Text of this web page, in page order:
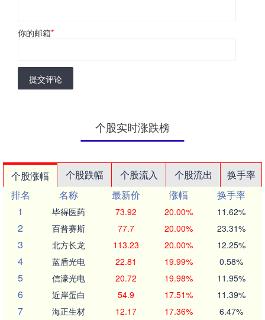
你的邮箱*
提交评论
个股实时涨跌榜
个股涨幅 个股跌幅 个股流入 个股流出
换手率
排名
名称 最新价 涨幅
换手率
1
毕得医药 73.92 20.00% 11.62%
2 百普赛斯 77.7 20.00% 23.31%
3 北方长龙 113.23 20.00% 12.25%
4 蓝盾光电 22.81 19.99% 0.58%
5 信濠光电 20.72 19.98% 11.95%
6 近岸蛋白 54.9 17.51% 11.39%
7 海正生材 12.17 17.36% 6.47%